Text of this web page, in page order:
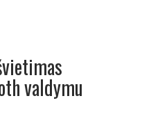
valdymu